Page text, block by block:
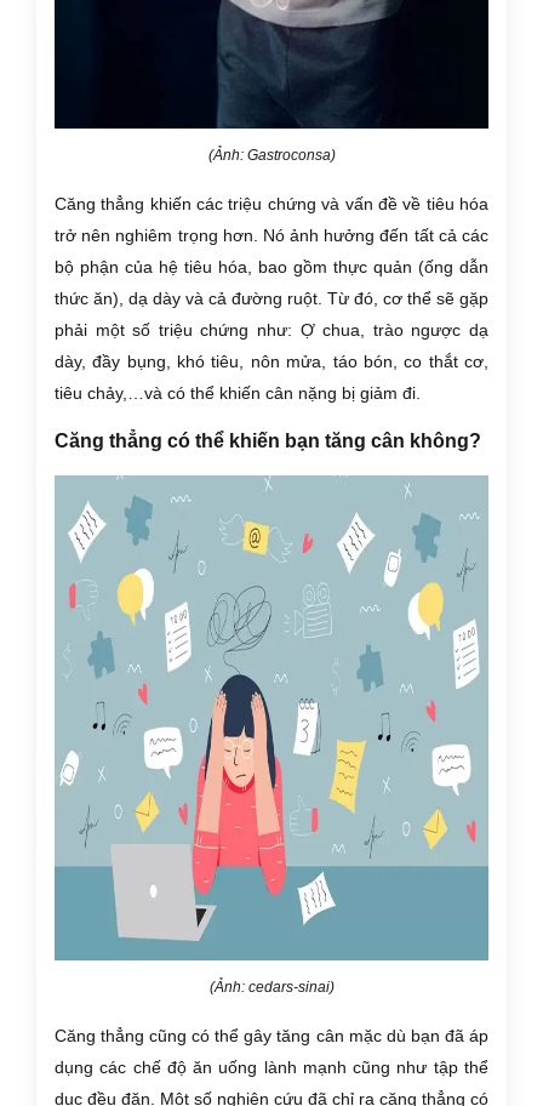
(Ảnh: Gastroconsa)
Căng thẳng khiến các triệu chứng và vấn đề về tiêu hóa
trở nên nghiêm trọng hơn. Nó ảnh hưởng đến tất cả các
bộ phận của hệ tiêu hóa, bao gồm thực quản (ống dẫn
thức ăn), dạ dày và cả đường ruột. Từ đó, cơ thể sẽ gặp
phải một số triệu chứng như: Ợ chua, trào ngược dạ
dày, đầy bụng, khó tiêu, nôn mửa, táo bón, co thắt cơ,
tiêu chảy,…và có thể khiến cân nặng bị giảm đi.
Căng thẳng có thể khiến bạn tăng cân không?
(Ảnh: cedars-sinai)
Căng thẳng cũng có thể gây tăng cân mặc dù bạn đã áp
dụng các chế độ ăn uống lành mạnh cũng như tập thể
dục đều đặn. Một số nghiên cứu đã chỉ ra căng thẳng có